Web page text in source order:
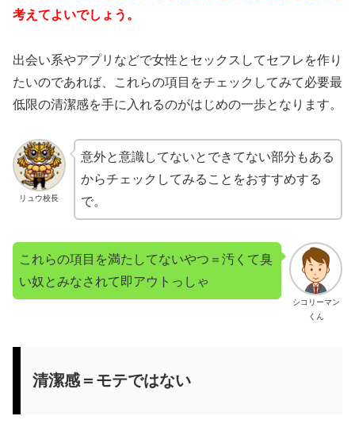
考えてよいでしょう。
出会い系やアプリなどで女性とセックスしてセフレを作り
たいのであれば、これらの項目をチェックしてみて必要最
低限の清潔感を手に入れるのがはじめの一歩となります。
リュウ校長
意外と意識してないとできてない部分もある
からチェックしてみることをおすすめする
で。
シコリーマン
くん
これらの項目を満たしてないやつ＝汚くて臭
い奴とみなされて即アウトっしゃ
清潔感＝モテではない